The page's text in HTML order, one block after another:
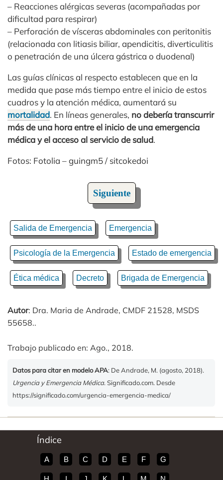
– Reacciones alérgicas severas (acompañadas por
dificultad para respirar)
– Perforación de vísceras abdominales con peritonitis
(relacionada con litiasis biliar, apendicitis, diverticulitis
o penetración de una úlcera gástrica o duodenal)
Las guías clínicas al respecto establecen que en la
medida que pase más tiempo entre el inicio de estos
cuadros y la atención médica, aumentará su
mortalidad. En líneas generales, no debería transcurrir
más de una hora entre el inicio de una emergencia
médica y el acceso al servicio de salud.
Fotos: Fotolia – guingm5 / sitcokedoi
Siguiente
Salida de Emergencia Emergencia
Psicología de la Emergencia Estado de emergencia
Ética médica Decreto Brigada de Emergencia
Autor: Dra. Maria de Andrade, CMDF 21528, MSDS
55658..
Trabajo publicado en: Ago., 2018.
Datos para citar en modelo APA: De Andrade, M. (agosto, 2018).
Urgencia y Emergencia Médica. Significado.com. Desde
https://significado.com/urgencia-emergencia-medica/
Índice
A B C D E F G